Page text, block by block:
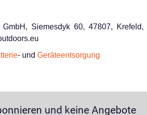
GmbH, Siemesdyk 60, 47807, Krefeld,
- und Geräteentsorgung
und keine Angebote